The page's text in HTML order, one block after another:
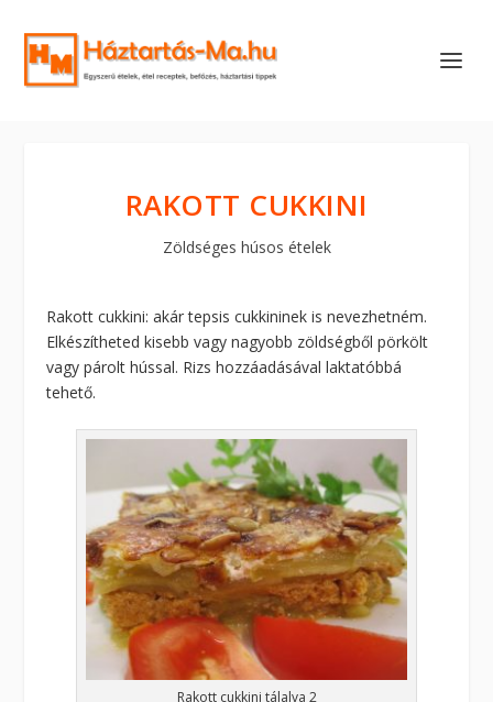
RAKOTT CUKKINI
Zöldséges húsos ételek
Rakott cukkini: akár tepsis cukkininek is nevezhetném.
Elkészítheted kisebb vagy nagyobb zöldségből pörkölt
vagy párolt hússal. Rizs hozzáadásával laktatóbbá
tehető.
Rakott cukkini tálalva 2